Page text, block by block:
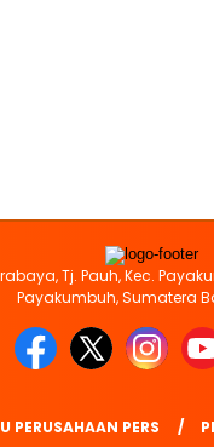
Tj. Pauh, Kec.
Payakumbuh, Sumatera
PERUSAHAAN PERS